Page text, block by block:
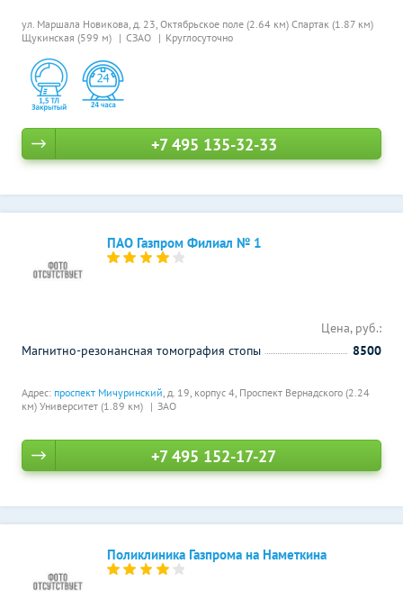
ул. Маршала Новикова, д. 23, Октябрьское поле (2.64 км) Спартак (1.87 км)
Щукинская (599 м)
СЗАО Круглосуточно
+7 495 135-32-33
ПАО Газпром Филиал № 1
Адрес: проспект Мичуринский, д. 19, корпус 4, Проспект Вернадского (2.24
км) Университет (1.89 км) ЗАО
Цена, руб.:
Магнитно-резонансная томография стопы
8500
+7 495 152-17-27
Поликлиника Газпрома на Наметкина